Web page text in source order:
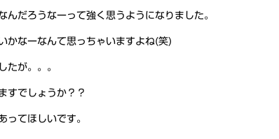
だろうなーって強く思うようになりました。
かなーなんて思っちゃいますよね(笑)
たが。。。
すでしょうか？？
ってほしいです。